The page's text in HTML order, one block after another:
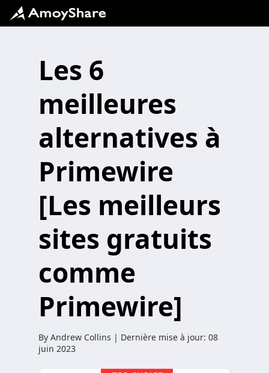
Les 6
meilleures
alternatives à
Primewire
[Les meilleurs
sites gratuits
comme
Primewire]
By Andrew Collins | Dernière mise à jour: 08
juin 2023